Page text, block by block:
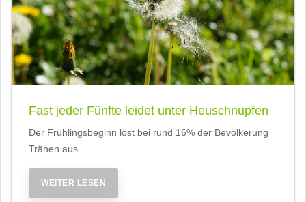
Fast jeder Fünfte leidet unter Heuschnupfen
Der Frühlingsbeginn löst bei rund 16% der Bevölkerung
Tränen aus.
WEITER LESEN